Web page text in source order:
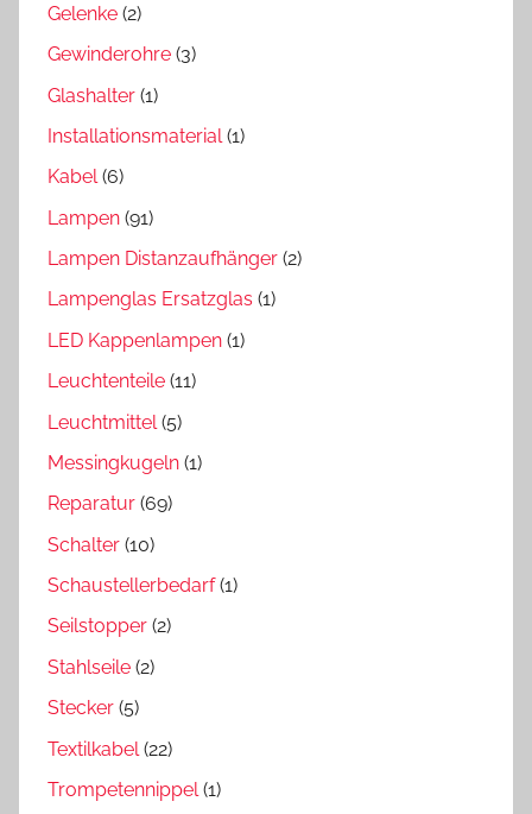
Gelenke (2)
Gewinderohre (3)
Glashalter (1)
Installationsmaterial(1)
Kabel(6)
Lampen (91)
Lampen Distanzaufhänger (2)
Lampenglas Ersatzglas (1)
LED Kappenlampen (1)
Leuchtenteile (11)
Leuchtmittel (5)
Messingkugeln (1)
Reparatur (69)
Schalter (10)
Schaustellerbedarf(1)
Seilstopper (2)
Stahlseile (2)
Stecker (5)
Textilkabel (22)
Trompetennippel(1)